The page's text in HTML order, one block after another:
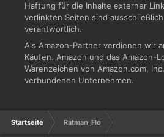
Haftung für die Inhalte externer
verlinkten Seiten sind
verantwortlich.
Als Amazon-Partner verdienen wir
Käufen. Amazon und das Amazon-
Warenzeichen von Amazon.com,
verbundenen Unternehmen.
Startseite Ratman_Flo